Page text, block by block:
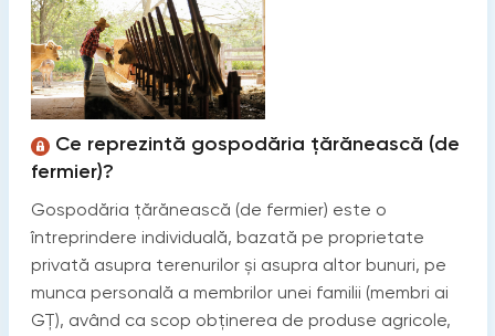
Ce reprezintă gospodăria ţărănească (de
fermier)?
Gospodăria ţărănească (de fermier) este o
întreprindere individuală, bazată pe proprietate
privată asupra terenurilor şi asupra altor bunuri, pe
munca personală a membrilor unei familii (membri ai
GȚ), având ca scop obţinerea de produse agricole,